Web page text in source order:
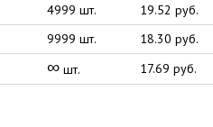
4999 шт.
19.52 руб.
9999 шт.
18.30 руб.
∞шт. 17.69 руб.